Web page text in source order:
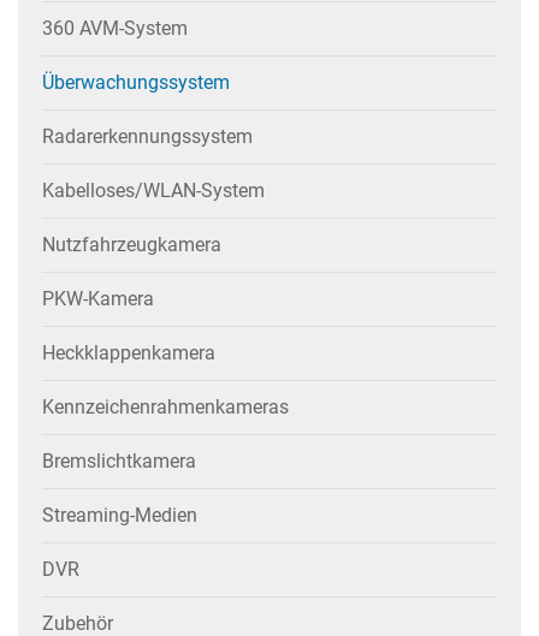
360 AVM-System
Überwachungssystem
Radarerkennungssystem
Kabelloses/WLAN-System
Nutzfahrzeugkamera
PKW-Kamera
Heckklappenkamera
Kennzeichenrahmenkameras
Bremslichtkamera
Streaming-Medien
DVR
Zubehör